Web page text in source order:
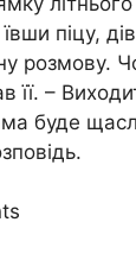
піцу,
розмову.
її. –
буде